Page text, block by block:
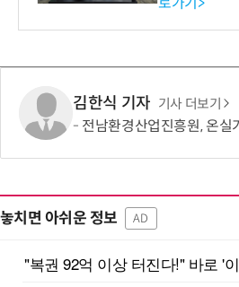
-바이오 해
보
김한식 기자 기사 더보기
전남환경산업진흥원, 온실가스 저감 등 '신
놓치면 아쉬운 정보 AD